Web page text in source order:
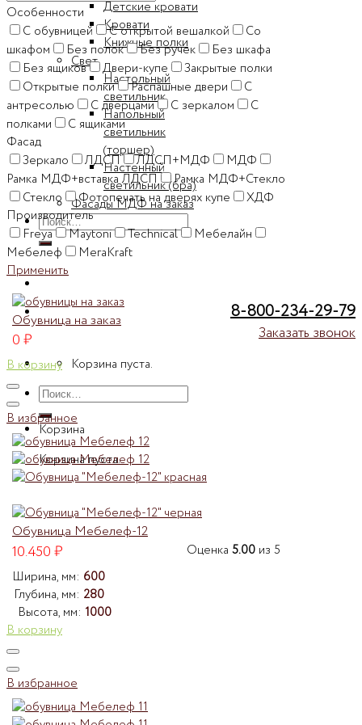
Детские кровати
Кровати
Книжные полки
Свет
Настольный
светильник
Напольный
светильник
(торшер)
Настенный
светильник (бра)
Фасады МДФ на заказ
Искать:
8-800-234-29-79
Заказать звонок
Корзина пуста.
Искать:
Корзина
Корзина пуста.
Особенности
C обувницей
C открытой вешалкой
Cо
шкафом
Без полок Без ручек
Без шкафа
Без ящиков
Двери-купе
Закрытые полки
Открытые полки
Распашные двери
С
антресолью
С дверцами С зеркалом
С
полками
С ящиками
Фасад
Зеркало
ЛДСП ЛДСП+МДФ
МДФ
Рамка МДФ+вставка ЛДСП
Рамка МДФ+Стекло
Стекло
Фотопечать на дверях купе
ХДФ
Производитель
Freya
Maytoni Technical
Мебелайн
Мебелеф
МегаKraft
Применить
Обувница на заказ
0₽
В корзину
В избранное
Обувница Мебелеф-12
Оценка 5.00из 5
10.450₽
Ширина, мм: 600
Глубина, мм: 280
Высота, мм: 1000
В корзину
В избранное